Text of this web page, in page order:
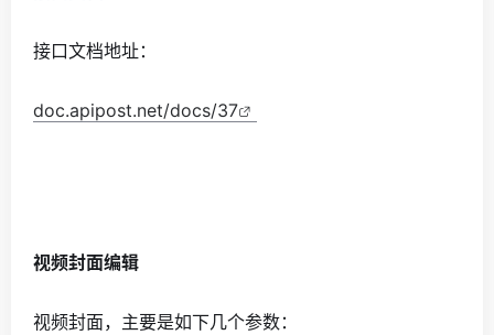
接口文档地址：
doc.apipost.net/docs/37
视频封面编辑
视频封面，主要是如下几个参数：